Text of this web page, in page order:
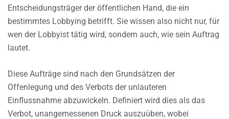
Entscheidungsträger der öffentlichen Hand, die ein
bestimmtes Lobbying betrifft. Sie wissen also nicht nur, für
wen der Lobbyist tätig wird, sondern auch, wie sein Auftrag
lautet.
Diese Aufträge sind nach den Grundsätzen der
Offenlegung und des Verbots der unlauteren
Einflussnahme abzuwickeln. Definiert wird dies als das
Verbot, unangemessenen Druck auszuüben, wobei